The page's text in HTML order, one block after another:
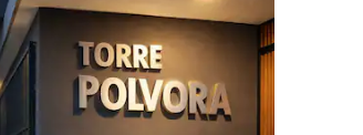
média de 5, 28 avaliações